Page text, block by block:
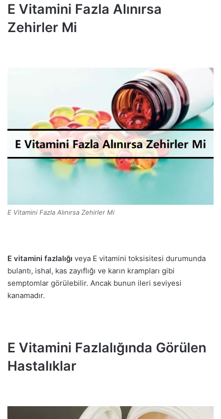
E Vitamini Fazla Alınırsa
Zehirler Mi
E Vitamini Fazla Alınırsa Zehirler Mi
E vitamini fazlalığı veya E vitamini toksisitesi durumunda
bulantı, ishal, kas zayıflığı ve karın krampları gibi
semptomlar görülebilir. Ancak bunun ileri seviyesi
kanamadır.
E Vitamini Fazlalığında Görülen
Hastalıklar